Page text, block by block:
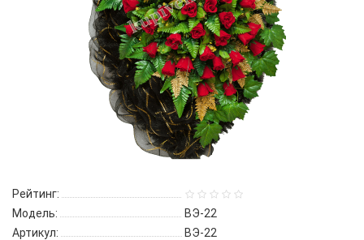
Рейтинг:
Модель:
ВЭ-22
Артикул:
ВЭ-22